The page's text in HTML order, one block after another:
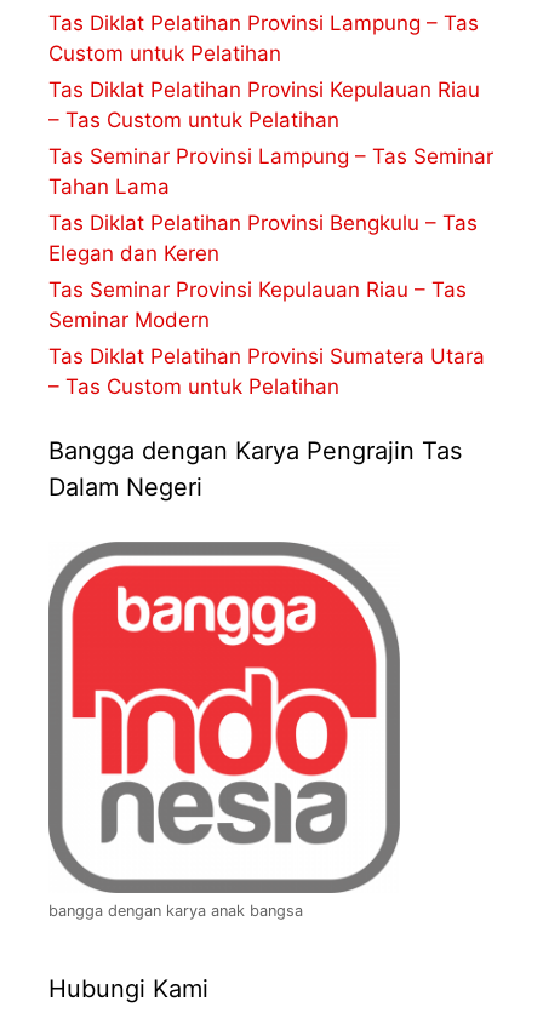
Tas Diklat Pelatihan Provinsi Lampung – Tas
Custom untuk Pelatihan
Tas Diklat Pelatihan Provinsi Kepulauan Riau
– Tas Custom untuk Pelatihan
Tas Seminar Provinsi Lampung – Tas Seminar
Tahan Lama
Tas Diklat Pelatihan Provinsi Bengkulu – Tas
Elegan dan Keren
Tas Seminar Provinsi Kepulauan Riau – Tas
Seminar Modern
Tas Diklat Pelatihan Provinsi Sumatera Utara
– Tas Custom untuk Pelatihan
Bangga dengan Karya Pengrajin Tas
Dalam Negeri
bangga dengan karya anak bangsa
Hubungi Kami